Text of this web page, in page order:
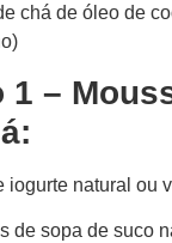
chá de óleo de
1 –
iogurte natural ou
de sopa de suco